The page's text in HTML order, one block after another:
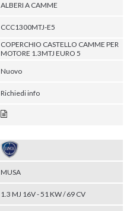
ALBERI A CAMME
CCC1300MTJ-E5
COPERCHIO CASTELLO CAMME PER
MOTORE 1.3MTJ EURO 5
Nuovo
Richiedi info
MUSA
1.3 MJ 16V - 51 KW / 69 CV